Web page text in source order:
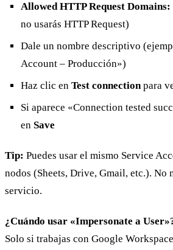
Allowed HTTP Request Domains:
no usarás HTTP Request)
Dale un nombre descriptivo
Account – Producción»)
Haz clic en Test connectionpara
Si aparece «Connection tested
en Save
Tip: Puedes usar el mismo Service
nodos (Sheets, Drive, Gmail, etc.). No
servicio.
¿Cuándo usar «Impersonate a
Solo si trabajas con Google